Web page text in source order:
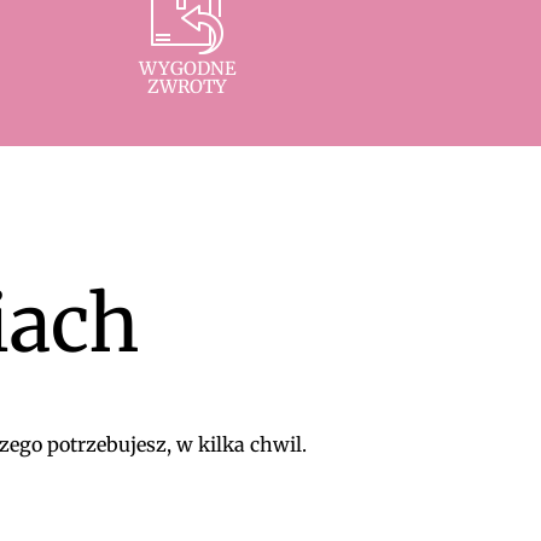
WYGODNE
ZWROTY
potrzebujesz, w kilka chwil.